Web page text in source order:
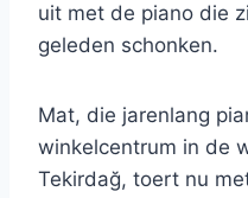
uit met de piano die
geleden schonken.
Mat, die jarenlang
winkelcentrum in de
Tekirdağ, toert nu